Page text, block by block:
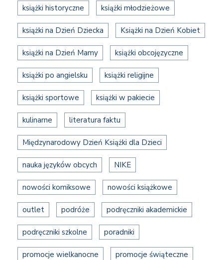
książki historyczne książki młodzieżowe
książki na Dzień Dziecka Książki na Dzień Kobiet
książki na Dzień Mamy książki obcojęzyczne
książki po angielsku książki religijne
książki sportowe książki w pakiecie
kulinarne literatura faktu
Międzynarodowy Dzień Książki dla Dzieci
nauka języków obcych NIKE
nowości komiksowe nowości książkowe
outlet podróże podręczniki akademickie
podręczniki szkolne poradniki
promocje wielkanocne promocje świąteczne